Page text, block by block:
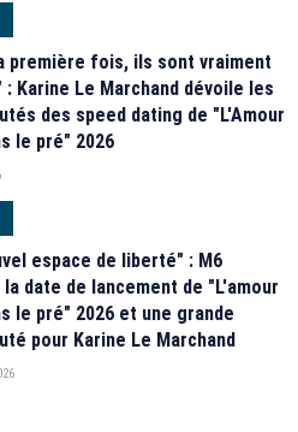
première fois, ils sont vraiment
: Karine Le Marchand dévoile les
des speed dating de "L'Amour
le pré" 2026
espace de liberté" : M6
date de lancement de "L'amour
le pré" 2026 et une grande
pour Karine Le Marchand